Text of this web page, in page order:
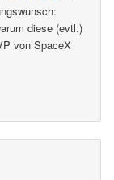
diese (evtl.)
von SpaceX